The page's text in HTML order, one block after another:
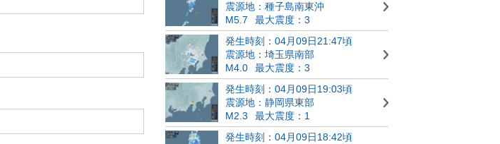
震源地：種子島南東沖
M5.7
最大震度：3
発生時刻：04月09日21:47頃
震源地：埼玉県南部
M4.0
最大震度：3
発生時刻：04月09日19:03頃
震源地：静岡県東部
M2.3
最大震度：1
発生時刻：04月09日18:42頃